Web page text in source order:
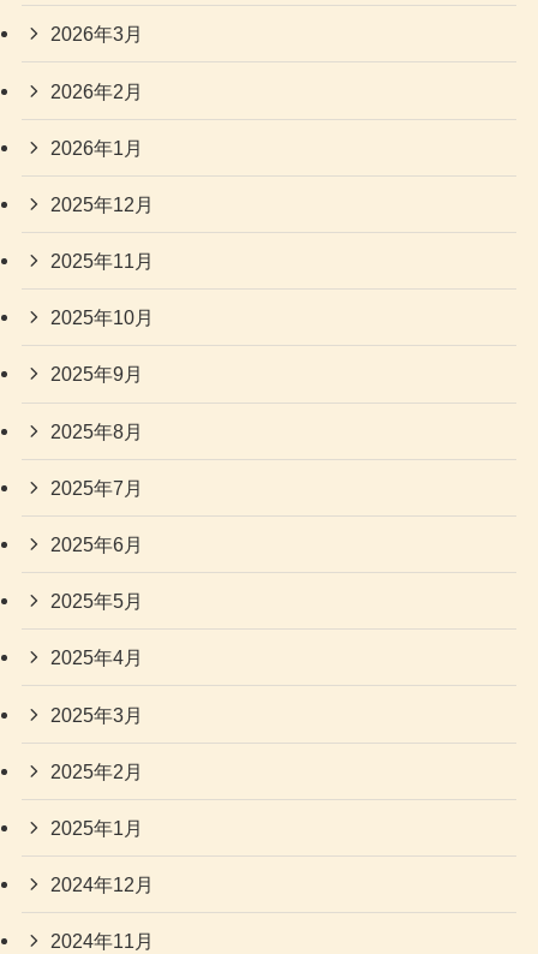
2026年3月
2026年2月
2026年1月
2025年12月
2025年11月
2025年10月
2025年9月
2025年8月
2025年7月
2025年6月
2025年5月
2025年4月
2025年3月
2025年2月
2025年1月
2024年12月
2024年11月